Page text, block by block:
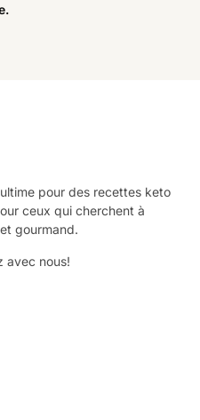
pour des recettes keto
ceux qui cherchent à
gourmand.
avec nous!